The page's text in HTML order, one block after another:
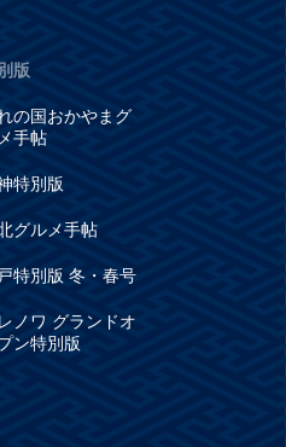
版
の国おかやまグ
手帖
特別版
グルメ手帖
特別版 冬・春号
ノワ グランドオ
ン特別版